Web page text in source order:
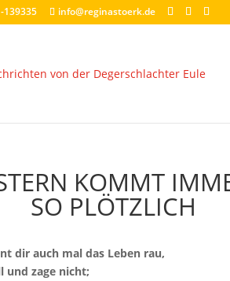
139335 info@reginastoerk.de
KOMMT
SO PLÖTZLICH
dir auch mal das Leben rau,
und zage nicht;